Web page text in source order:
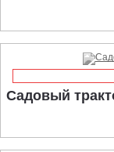
Садовый